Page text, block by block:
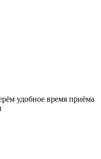
удобное время приёма